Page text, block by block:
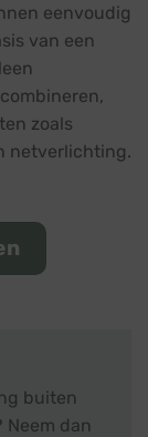
eenvoudig
van een
zoals
netverlichting.
buiten
dan